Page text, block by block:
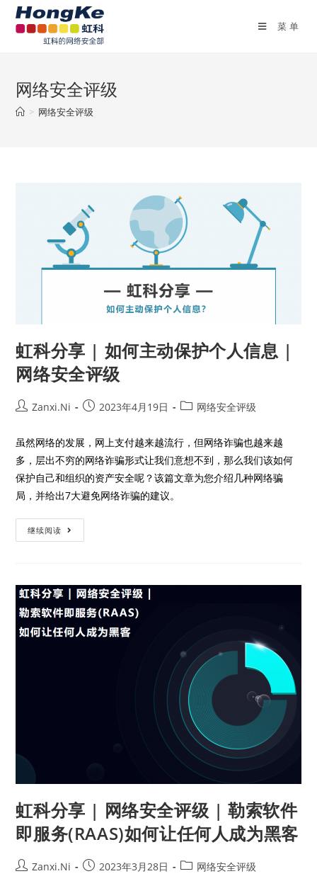
菜单
网络安全评级
> 网络安全评级
虹科分享 | 如何主动保护个人信息 |
网络安全评级
Zanxi.Ni 2023年4月19日 网络安全评级
虽然网络的发展，网上支付越来越流行，但网络诈骗也越来越
多，层出不穷的网络诈骗形式让我们意想不到，那么我们该如何
保护自己和组织的资产安全呢？该篇文章为您介绍几种网络骗
局，并给出7大避免网络诈骗的建议。
继续阅读
虹科分享 | 网络安全评级 | 勒索软件
即服务(RAAS)如何让任何人成为黑客
Zanxi.Ni 2023年3月28日 网络安全评级